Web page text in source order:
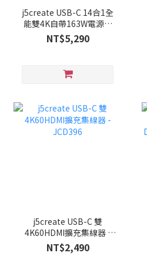
j5create USB-C 14合1全
能雙4K自帶163W電源供
應器充電擴充基座－
JCDP4140
NT$5,290
j5create USB-C 雙
4K60HDMI擴充集線器 -
JCD396
NT$2,490